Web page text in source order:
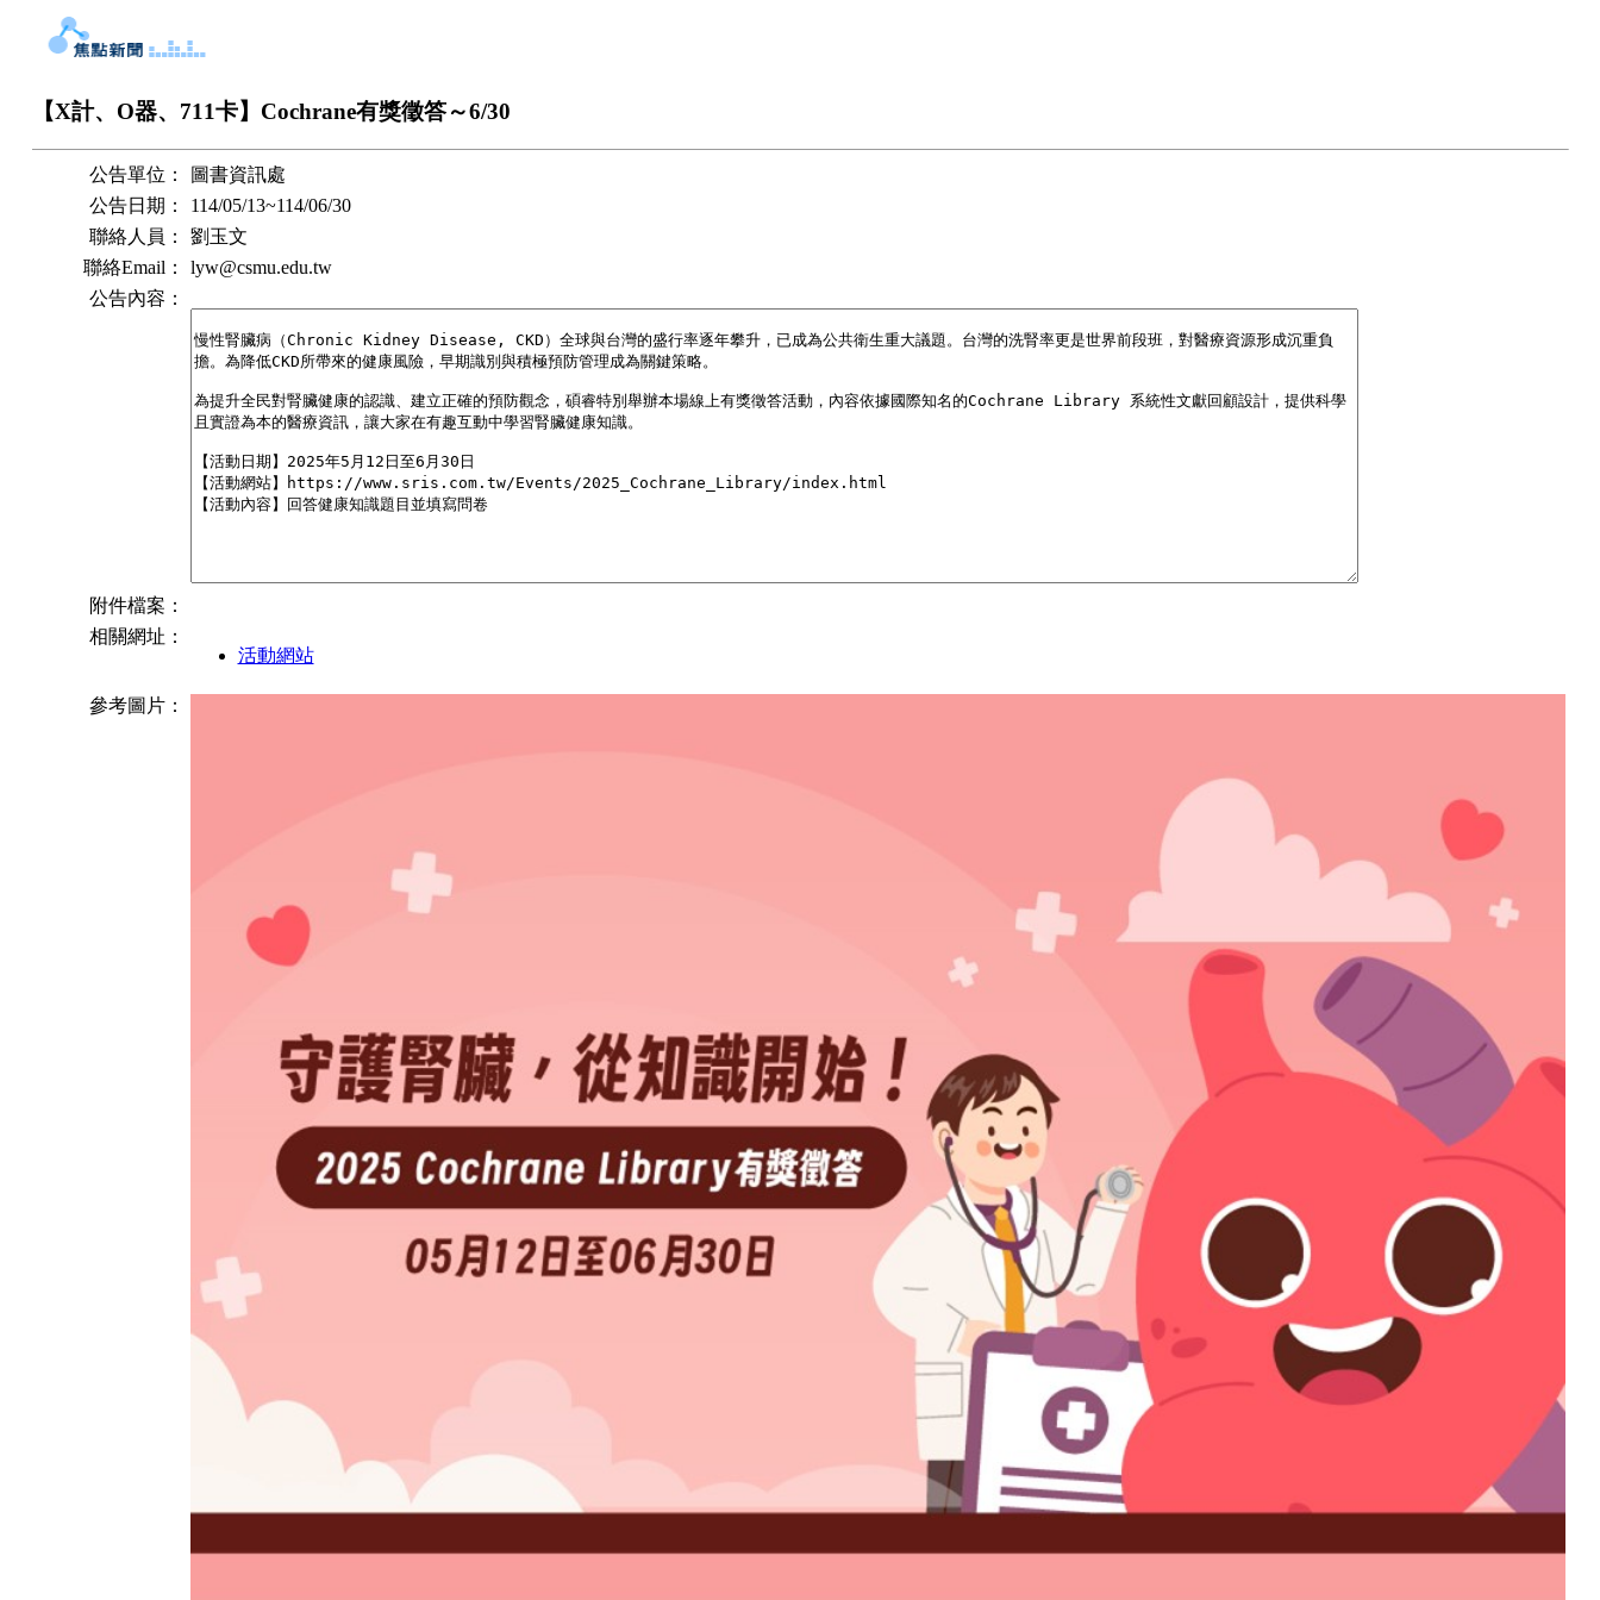
【X計、O器、711卡】Cochrane有獎徵答～6/30
公告單位：
圖書資訊處
公告日期：
114/05/13~114/06/30
聯絡人員：
劉玉文
聯絡Email：
lyw@csmu.edu.tw
公告內容：
附件檔案：
相關網址：
活動網站
參考圖片：